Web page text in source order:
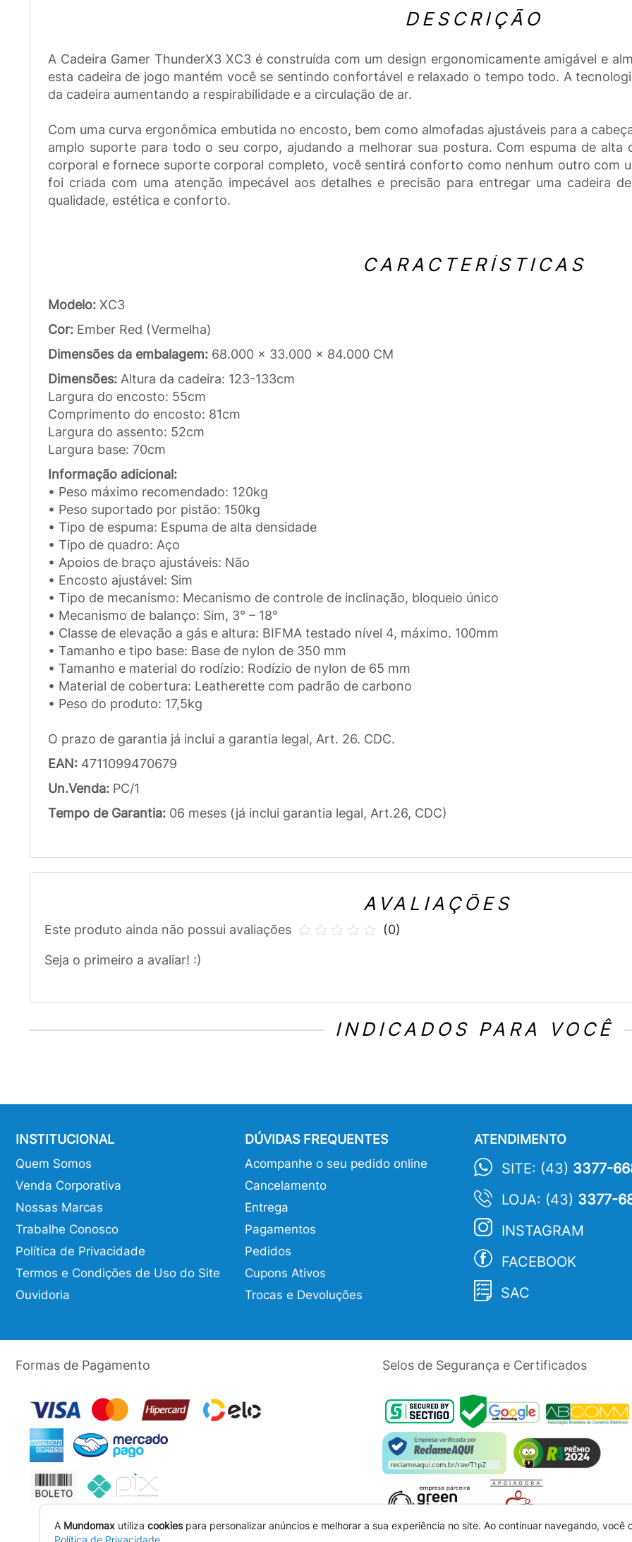
DESCRIÇÃO
A Cadeira Gamer ThunderX3 XC3 é construída com um design ergonomicamente amigável e
esta cadeira de jogo mantém você se sentindo confortável e relaxado o tempo todo. A
da cadeira aumentando a respirabilidade e a circulação de ar.
Com uma curva ergonômica embutida no encosto, bem como almofadas ajustáveis para a
amplo suporte para todo o seu corpo, ajudando a melhorar sua postura. Com espuma de alta
corporal e fornece suporte corporal completo, você sentirá conforto como nenhum outro com
foi criada com uma atenção impecável aos detalhes e precisão para entregar uma cadeira
qualidade, estética e conforto.
CARACTERÍSTICAS
Modelo: XC3
Cor: Ember Red (Vermelha)
Dimensões da embalagem: 68.000 x 33.000 x 84.000 CM
Dimensões: Altura da cadeira: 123-133cm
Largura do encosto: 55cm
Comprimento do encosto: 81cm
Largura do assento: 52cm
Largura base: 70cm
Informação adicional:
• Peso máximo recomendado: 120kg
• Peso suportado por pistão: 150kg
• Tipo de espuma: Espuma de alta densidade
• Tipo de quadro: Aço
• Apoios de braço ajustáveis: Não
• Encosto ajustável: Sim
• Tipo de mecanismo: Mecanismo de controle de inclinação, bloqueio único
• Mecanismo de balanço: Sim, 3° – 18°
• Classe de elevação a gás e altura: BIFMA testado nível 4, máximo. 100mm
• Tamanho e tipo base: Base de nylon de 350 mm
• Tamanho e material do rodízio: Rodízio de nylon de 65 mm
• Material de cobertura: Leatherette com padrão de carbono
• Peso do produto: 17,5kg
O prazo de garantia já inclui a garantia legal, Art. 26. CDC.
EAN: 4711099470679
Un.Venda: PC/1
Tempo de Garantia: 06 meses (já inclui garantia legal, Art.26, CDC)
AVALIAÇÕES
Este produto ainda não possui avaliações
Seja o primeiro a avaliar! :)
(0)
INDICADOS PARA VOCÊ
INSTITUCIONAL
Quem Somos
Venda Corporativa
Nossas Marcas
Trabalhe Conosco
Política de Privacidade
Termos e Condições de Uso do Site
Ouvidoria
DÚVIDAS FREQUENTES
Acompanhe o seu pedido online
Cancelamento
Entrega
Pagamentos
Pedidos
Cupons Ativos
Trocas e Devoluções
ATENDIMENTO
SITE: (43) 3377-
LOJA: (43) 3377-
INSTAGRAM
FACEBOOK
SAC
Formas de Pagamento Selos de Segurança e Certificados
A Mundomax utiliza cookiespara personalizar anúncios e melhorar a sua experiência no site. Ao continuar navegando, você
Política de Privacidade